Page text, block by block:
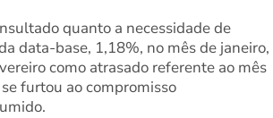
quanto a necessidade de
data-base, 1,18%, no mês de janeiro,
como atrasado referente ao mês
furtou ao compromisso